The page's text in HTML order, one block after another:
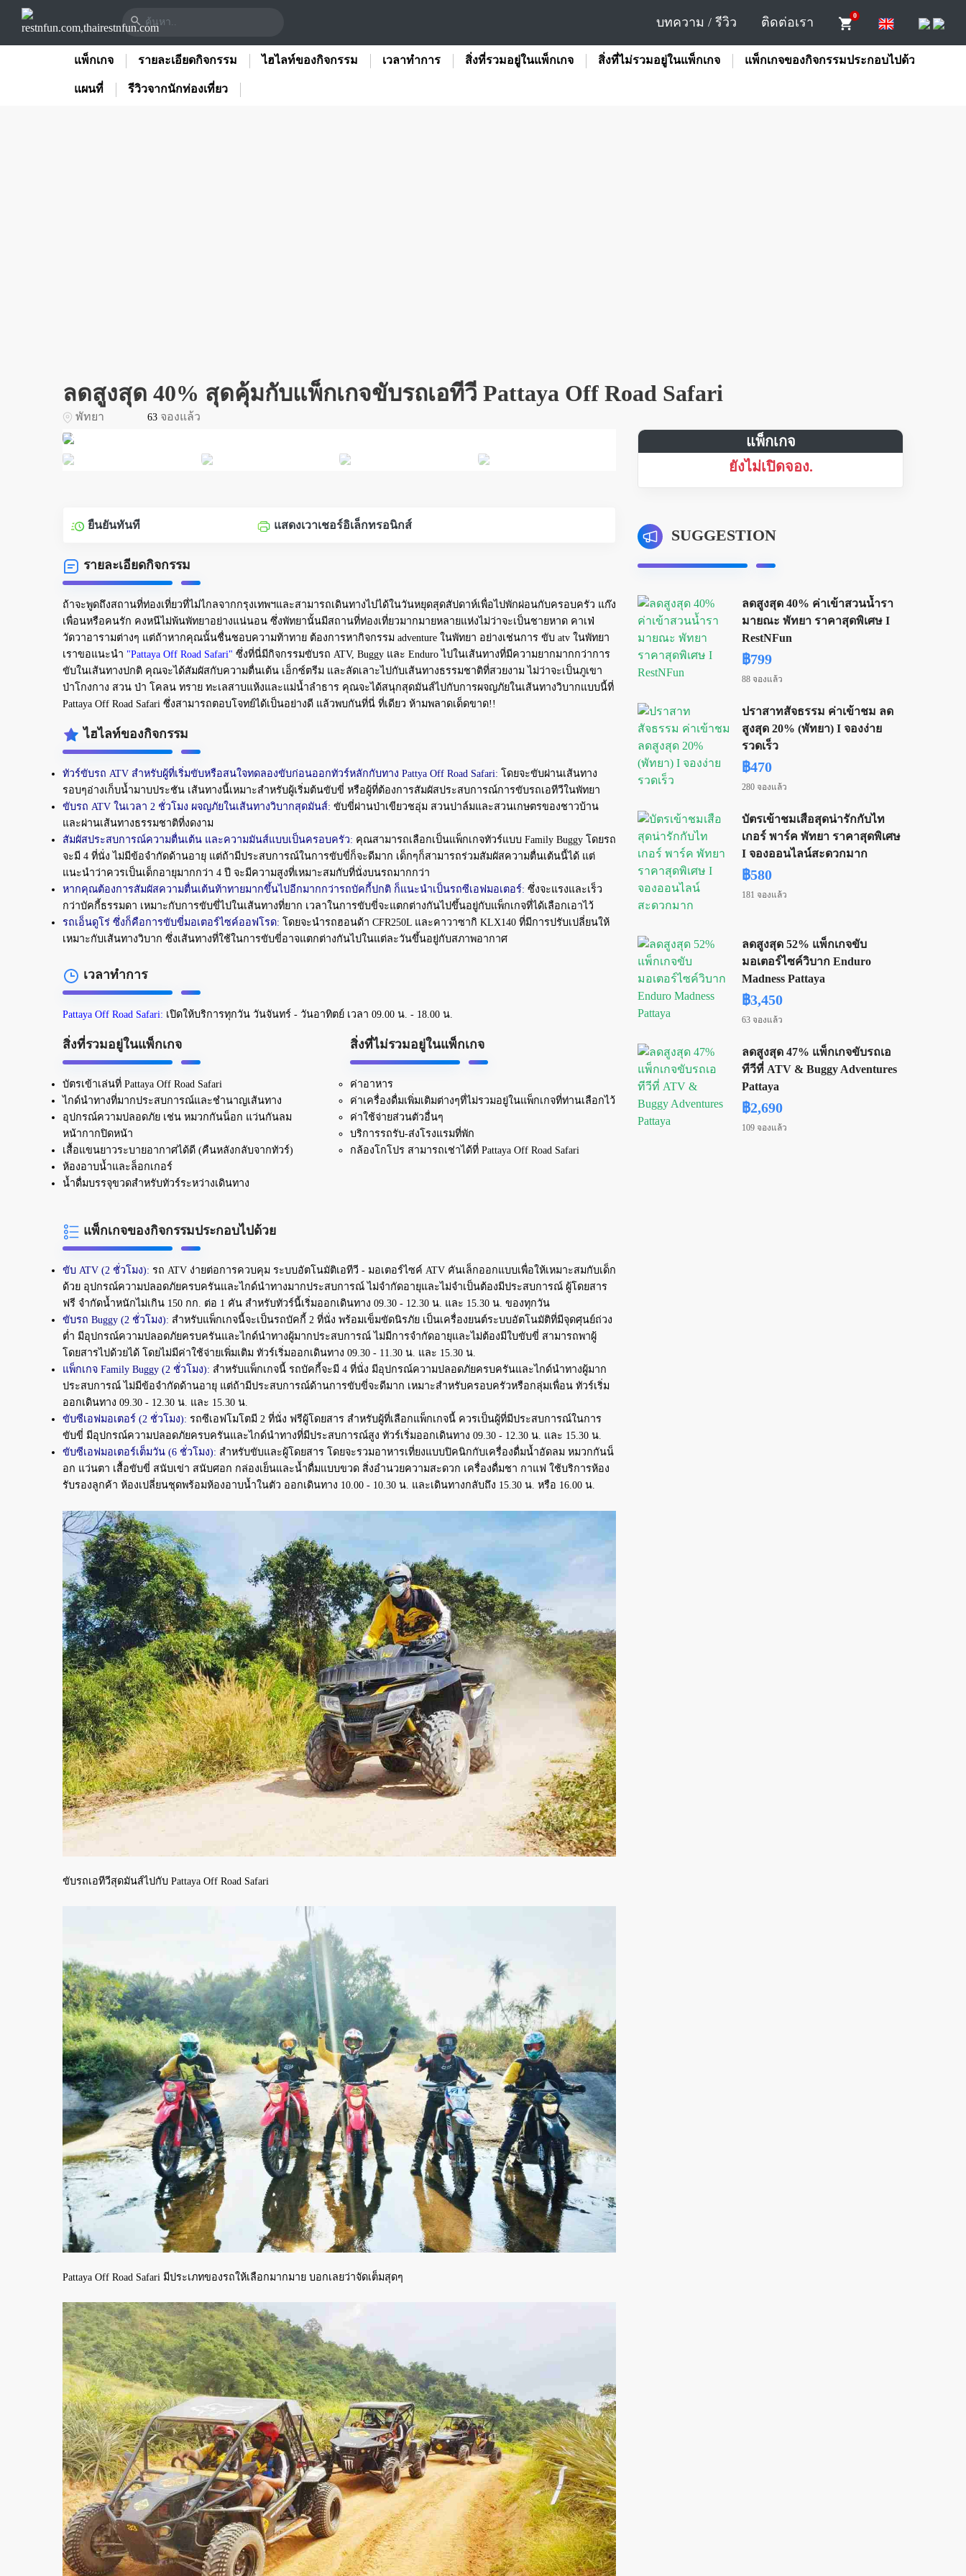
บทความ / รีวิว ติดต่อเรา 0
แพ็กเกจ รายละเอียดกิจกรรม ไฮไลท์ของกิจกรรม เวลาทำการ สิ่งที่รวมอยู่ในแพ็กเกจ สิ่งที่ไม่รวมอยู่ในแพ็กเกจ แพ็กเกจของกิจกรรมประกอบไปด้วย
แผนที่ รีวิวจากนักท่องเที่ยว
ลดสูงสุด 40% สุดคุ้มกับแพ็กเกจขับรถเอทีวี Pattaya Off Road Safari
พัทยา 63 จองแล้ว
ยืนยันทันที แสดงเวาเชอร์อิเล็กทรอนิกส์
รายละเอียดกิจกรรม
ถ้าจะพูดถึงสถานที่ท่องเที่ยวที่ไม่ไกลจากกรุงเทพฯและสามารถเดินทางไปได้ในวันหยุดสุดสัปดาห์เพื่อไปพักผ่อนกับครอบครัว แก๊ง
เพื่อนหรือคนรัก คงหนีไม่พ้นพัทยาอย่างแน่นอน ซึ่งพัทยานั้นมีสถานที่ท่องเที่ยวมากมายหลายแห่งไม่ว่าจะเป็นชายหาด คาเฟ่
วัดวาอารามต่างๆ แต่ถ้าหากคุณนั้นชื่นชอบความท้าทาย ต้องการหากิจกรรม adventure ในพัทยา อย่างเช่นการ ขับ atv ในพัทยา
เราขอแนะนำ "Pattaya Off Road Safari" ซึ่งที่นี่มีกิจกรรมขับรถ ATV, Buggy และ Enduro ไปในเส้นทางที่มีความยากมากกว่าการ
ขับในเส้นทางปกติ คุณจะได้สัมผัสกับความตื่นเต้น เอ็กซ์ตรีม และลัดเลาะไปกับเส้นทางธรรมชาติที่สวยงาม ไม่ว่าจะเป็นภูเขา
ป่าโกงกาง สวน ป่า โคลน ทราย ทะเลสาบแห้งและแม่น้ำลำธาร คุณจะได้สนุกสุดมันส์ไปกับการผจญภัยในเส้นทางวิบากแบบนี้ที่
Pattaya Off Road Safari ซึ่งสามารถตอบโจทย์ได้เป็นอย่างดี แล้วพบกันที่นี่ ที่เดียว ห้ามพลาดเด็ดขาด!!
ไฮไลท์ของกิจกรรม
ทัวร์ขับรถ ATV สำหรับผู้ที่เริ่มขับหรือสนใจทดลองขับก่อนออกทัวร์หลักกับทาง Pattya Off Road Safari: โดยจะขับผ่านเส้นทาง
รอบๆอ่างเก็บน้ำมาบประชัน เส้นทางนี้เหมาะสำหรับผู้เริ่มต้นขับขี่ หรือผู้ที่ต้องการสัมผัสประสบการณ์การขับรถเอทีวีในพัทยา
ขับรถ ATV ในเวลา 2 ชั่วโมง ผจญภัยในเส้นทางวิบากสุดมันส์: ขับขี่ผ่านป่าเขียวชอุ่ม สวนปาล์มและสวนเกษตรของชาวบ้าน
และผ่านเส้นทางธรรมชาติที่งดงาม
สัมผัสประสบการณ์ความตื่นเต้น และความมันส์แบบเป็นครอบครัว: คุณสามารถเลือกเป็นแพ็กเกจทัวร์แบบ Family Buggy โดยรถ
จะมี 4 ที่นั่ง ไม่มีข้อจำกัดด้านอายุ แต่ถ้ามีประสบการณ์ในการขับขี่ก็จะดีมาก เด็กๆก็สามารถร่วมสัมผัสความตื่นเต้นนี้ได้ แต่
แนะนำว่าควรเป็นเด็กอายุมากกว่า 4 ปี จะมีความสูงที่เหมาะสมกับที่นั่งบนรถมากกว่า
หากคุณต้องการสัมผัสความตื่นเต้นท้าทายมากขึ้นไปอีกมากกว่ารถบัคกี้ปกติ ก็แนะนำเป็นรถซีเอฟมอเตอร์: ซึ่งจะแรงและเร็ว
กว่าบัคกี้ธรรมดา เหมาะกับการขับขี่ไปในเส้นทางที่ยาก เวลาในการขับขี่จะแตกต่างกันไปขึ้นอยู่กับแพ็กเกจที่ได้เลือกเอาไว้
รถเอ็นดูโร่ ซึ่งก็คือการขับขี่มอเตอร์ไซค์ออฟโรด: โดยจะนำรถฮอนด้า CFR250L และคาวาซากิ KLX140 ที่มีการปรับเปลี่ยนให้
เหมาะกับเส้นทางวิบาก ซึ่งเส้นทางที่ใช้ในการขับขี่อาจแตกต่างกันไปในแต่ละวันขึ้นอยู่กับสภาพอากาศ
เวลาทำการ
Pattaya Off Road Safari: เปิดให้บริการทุกวัน วันจันทร์ - วันอาทิตย์ เวลา 09.00 น. - 18.00 น.
สิ่งที่รวมอยู่ในแพ็กเกจ
บัตรเข้าเล่นที่ Pattaya Off Road Safari
ไกด์นำทางที่มากประสบการณ์และชำนาญเส้นทาง
อุปกรณ์ความปลอดภัย เช่น หมวกกันน็อก แว่นกันลม
หน้ากากปิดหน้า
เสื้อแขนยาวระบายอากาศได้ดี (คืนหลังกลับจากทัวร์)
ห้องอาบน้ำและล็อกเกอร์
น้ำดื่มบรรจุขวดสำหรับทัวร์ระหว่างเดินทาง
สิ่งที่ไม่รวมอยู่ในแพ็กเกจ
ค่าอาหาร
ค่าเครื่องดื่มเพิ่มเติมต่างๆที่ไม่รวมอยู่ในแพ็กเกจที่ท่านเลือกไว้
ค่าใช้จ่ายส่วนตัวอื่นๆ
บริการรถรับ-ส่งโรงแรมที่พัก
กล้องโกโปร สามารถเช่าได้ที่ Pattaya Off Road Safari
แพ็กเกจของกิจกรรมประกอบไปด้วย
ขับ ATV (2 ชั่วโมง): รถ ATV ง่ายต่อการควบคุม ระบบอัตโนมัติเอทีวี - มอเตอร์ไซค์ ATV คันเล็กออกแบบเพื่อให้เหมาะสมกับเด็ก
ด้วย อุปกรณ์ความปลอดภัยครบครันและไกด์นำทางมากประสบการณ์ ไม่จำกัดอายุและไม่จำเป็นต้องมีประสบการณ์ ผู้โดยสาร
ฟรี จำกัดน้ำหนักไม่เกิน 150 กก. ต่อ 1 คัน สำหรับทัวร์นี้เริ่มออกเดินทาง 09.30 - 12.30 น. และ 15.30 น. ของทุกวัน
ขับรถ Buggy (2 ชั่วโมง): สำหรับแพ็กเกจนี้จะเป็นรถบัคกี้ 2 ที่นั่ง พร้อมเข็มขัดนิรภัย เป็นเครื่องยนต์ระบบอัตโนมัติที่มีจุดศุนย์ถ่วง
ต่ำ มีอุปกรณ์ความปลอดภัยครบครันและไกด์นำทางผู้มากประสบการณ์ ไม่มีการจำกัดอายุและไม่ต้องมีใบขับขี่ สามารถพาผู้
โดยสารไปด้วยได้ โดยไม่มีค่าใช้จ่ายเพิ่มเติม ทัวร์เริ่มออกเดินทาง 09.30 - 11.30 น. และ 15.30 น.
แพ็กเกจ Family Buggy (2 ชั่วโมง): สำหรับแพ็กเกจนี้ รถบัคกี้จะมี 4 ที่นั่ง มีอุปกรณ์ความปลอดภัยครบครันและไกด์นำทางผู้มาก
ประสบการณ์ ไม่มีข้อจำกัดด้านอายุ แต่ถ้ามีประสบการณ์ด้านการขับขี่จะดีมาก เหมาะสำหรับครอบครัวหรือกลุ่มเพื่อน ทัวร์เริ่ม
ออกเดินทาง 09.30 - 12.30 น. และ 15.30 น.
ขับซีเอฟมอเตอร์ (2 ชั่วโมง): รถซีเอฟโมโตมี 2 ที่นั่ง ฟรีผู้โดยสาร สำหรับผู้ที่เลือกแพ็กเกจนี้ ควรเป็นผู้ที่มีประสบการณ์ในการ
ขับขี่ มีอุปกรณ์ความปลอดภัยครบครันและไกด์นำทางที่มีประสบการณ์สูง ทัวร์เริ่มออกเดินทาง 09.30 - 12.30 น. และ 15.30 น.
ขับซีเอฟมอเตอร์เต็มวัน (6 ชั่วโมง): สำหรับขับและผู้โดยสาร โดยจะรวมอาหารเที่ยงแบบปิคนิกกับเครื่องดื่มน้ำอัดลม หมวกกันน็
อก แว่นตา เสื้อขับขี่ สนับเข่า สนับศอก กล่องเย็นและน้ำดื่มแบบขวด สิ่งอำนวยความสะดวก เครื่องดื่มชา กาแฟ ใช้บริการห้อง
รับรองลูกค้า ห้องเปลี่ยนชุดพร้อมห้องอาบน้ำในตัว ออกเดินทาง 10.00 - 10.30 น. และเดินทางกลับถึง 15.30 น. หรือ 16.00 น.
ขับรถเอทีวีสุดมันส์ไปกับ Pattaya Off Road Safari
Pattaya Off Road Safari มีประเภทของรถให้เลือกมากมาย บอกเลยว่าจัดเต็มสุดๆ
แพ็กเกจ
ยังไม่เปิดจอง.
SUGGESTION
ลดสูงสุด 40% ค่าเข้าสวนน้ำรา
มายณะ พัทยา ราคาสุดพิเศษ I
RestNFun
฿799
88 จองแล้ว
ปราสาทสัจธรรม ค่าเข้าชม ลด
สูงสุด 20% (พัทยา) I จองง่าย
รวดเร็ว
฿470
280 จองแล้ว
บัตรเข้าชมเสือสุดน่ารักกับไท
เกอร์ พาร์ค พัทยา ราคาสุดพิเศษ
I จองออนไลน์สะดวกมาก
฿580
181 จองแล้ว
ลดสูงสุด 52% แพ็กเกจขับ
มอเตอร์ไซค์วิบาก Enduro
Madness Pattaya
฿3,450
63 จองแล้ว
ลดสูงสุด 47% แพ็กเกจขับรถเอ
ทีวีที่ ATV & Buggy Adventures
Pattaya
฿2,690
109 จองแล้ว